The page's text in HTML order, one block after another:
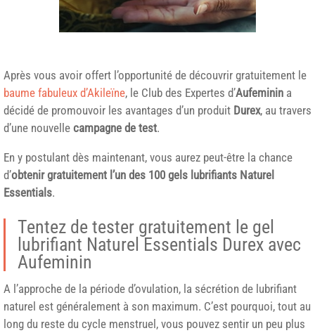
Après vous avoir offert l’opportunité de découvrir gratuitement le
baume fabuleux d’Akileïne, le Club des Expertes d’Aufeminin a
décidé de promouvoir les avantages d’un produit Durex, au travers
d’une nouvelle campagne de test.
En y postulant dès maintenant, vous aurez peut-être la chance
d’obtenir gratuitement l’un des 100 gels lubrifiants Naturel
Essentials.
Tentez de tester gratuitement le gel
lubrifiant Naturel Essentials Durex avec
Aufeminin
A l’approche de la période d’ovulation, la sécrétion de lubrifiant
naturel est généralement à son maximum. C’est pourquoi, tout au
long du reste du cycle menstruel, vous pouvez sentir un peu plus